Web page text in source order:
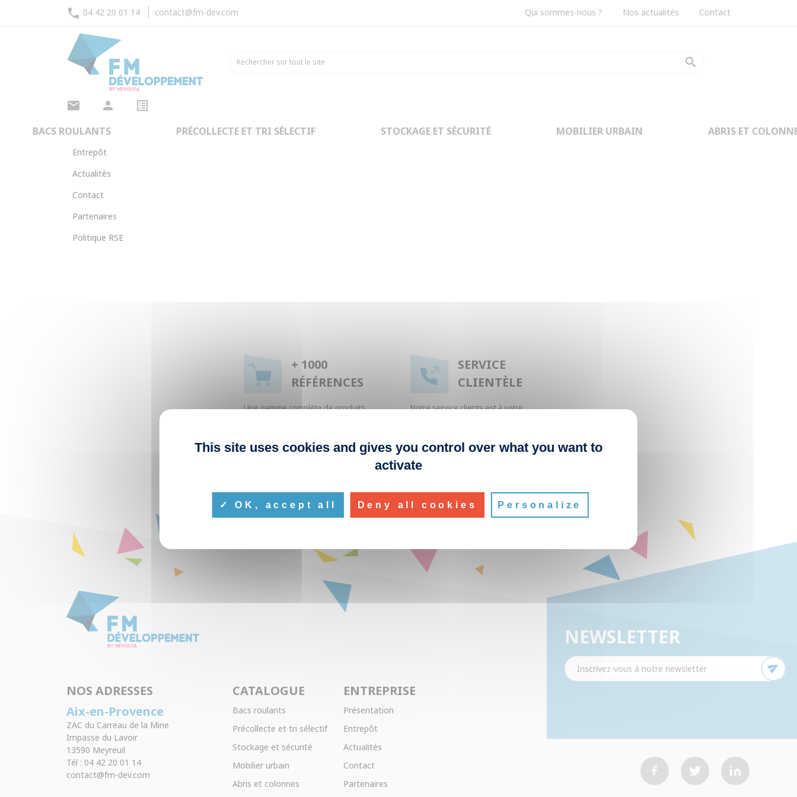
phone 04 42 20 01 14 contact@fm-dev.com Qui sommes-nous ? Nos actualités Contact
search
mail person list_alt
BACS ROULANTS PRÉCOLLECTE ET TRI SÉLECTIF STOCKAGE ET SÉCURITÉ MOBILIER URBAIN ABRIS ET
FM DÉVELOPPEMENT
Présentation
Entrepôt
Actualités
Contact
Partenaires
Politique RSE
+ 1000
RÉFÉRENCES
Une gamme complète de produits
SERVICE
CLIENTÈLE
Notre service clients est à votre
NOS ADRESSES
Aix-en-Provence
ZAC du Carreau de la Mine
Impasse du Lavoir
13590 Meyreuil
Tél : 04 42 20 01 14
contact@fm-dev.com
CATALOGUE
Bacs roulants
Précollecte et tri sélectif
Stockage et sécurité
Mobilier urbain
Abris et colonnes
ENTREPRISE
Présentation
Entrepôt
Actualités
Contact
Partenaires
NEWSLETTER
send
This site uses cookies and gives you control over what you want to
activate
OK, accept all Deny all cookies Personalize